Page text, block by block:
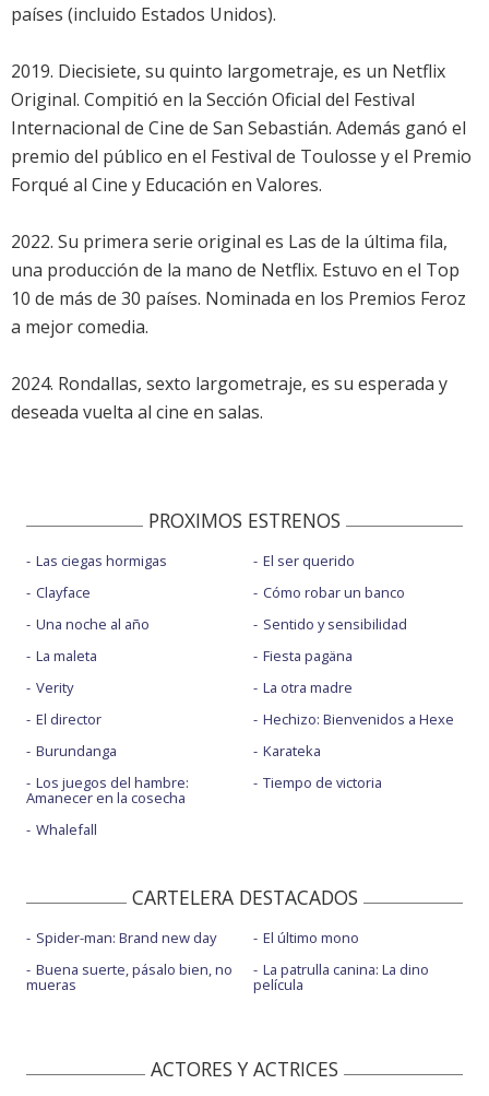
países (incluido Estados Unidos).
2019. Diecisiete, su quinto largometraje, es un Netflix
Original. Compitió en la Sección Oficial del Festival
Internacional de Cine de San Sebastián. Además ganó el
premio del público en el Festival de Toulosse y el Premio
Forqué al Cine y Educación en Valores.
2022. Su primera serie original es Las de la última fila,
una producción de la mano de Netflix. Estuvo en el Top
10 de más de 30 países. Nominada en los Premios Feroz
a mejor comedia.
2024. Rondallas, sexto largometraje, es su esperada y
deseada vuelta al cine en salas.
PROXIMOS ESTRENOS
Las ciegas hormigas
Clayface
Una noche al año
La maleta
Verity
El director
Burundanga
Los juegos del hambre:
Amanecer en la cosecha
Whalefall
El ser querido
Cómo robar un banco
Sentido y sensibilidad
Fiesta pagäna
La otra madre
Hechizo: Bienvenidos a Hexe
Karateka
Tiempo de victoria
CARTELERA DESTACADOS
Spider-man: Brand new day
Buena suerte, pásalo bien, no
mueras
El último mono
La patrulla canina: La dino
película
ACTORES Y ACTRICES